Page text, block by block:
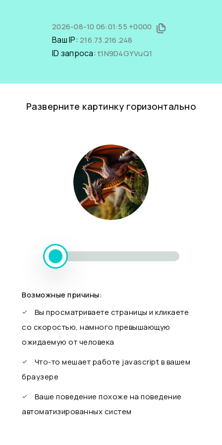
2026-08-10 06:01:55 +0000
Ваш IP: 216.73.216.248
ID запроса: t1N9D4GYVuQ1
Разверните картинку горизонтально
Возможные причины:
Вы просматриваете страницы и кликаете
со скоростью, намного превышающую
ожидаемую от человека
Что-то мешает работе javascript в вашем
браузере
Ваше поведение похоже на поведение
автоматизированных систем